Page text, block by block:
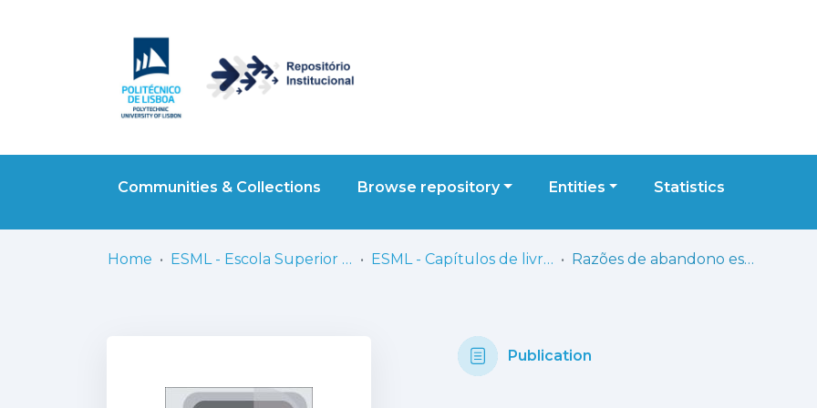
Communities & Collections Browse repository Entities Statistics
Home ESML - Escola Superior de Música de Lisboa ESML - Capítulos de livros Razões de abandono escolar no ensino especializado de música: o que dizem as pesquisas?
Publication